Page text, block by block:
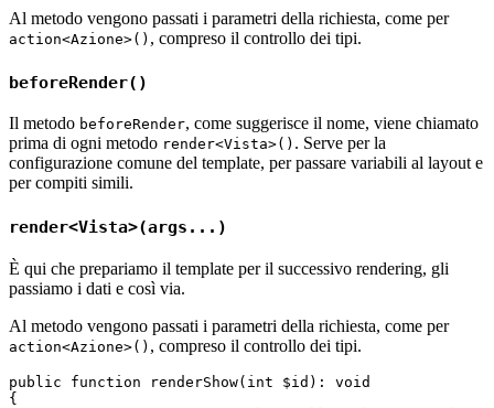
Al metodo vengono passati i parametri della richiesta, come per
action<Azione>() , compreso il controllo dei tipi.
beforeRender()
Il metodo beforeRender, come suggerisce il nome, viene chiamato
prima di ogni metodo render<Vista>() . Serve per la
configurazione comune del template, per passare variabili al layout e
per compiti simili.
render<Vista>(args...)
È qui che prepariamo il template per il successivo rendering, gli
passiamo i dati e così via.
Al metodo vengono passati i parametri della richiesta, come per
action<Azione>() , compreso il controllo dei tipi.
public function renderShow(int $id): void
{